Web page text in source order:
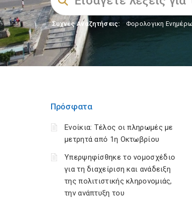
Συχνές Αναζητήσεις: Φορολογικη
Πρόσφατα
Ενοίκια: Τέλος οι πληρωμές με
μετρητά από 1η Οκτωβρίου
Υπερψηφίσθηκε το νομοσχέδιο
για τη διαχείριση και ανάδειξη
της πολιτιστικής κληρονομιάς,
την ανάπτυξη του